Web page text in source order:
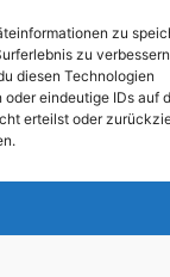
zu
zu
diesen Technologien
eindeutige IDs auf
erteilst oder